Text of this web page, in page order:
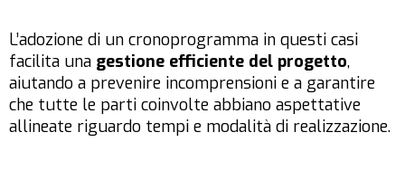
L’adozione di un cronoprogramma in questi casi
facilita una gestione efficiente del progetto,
aiutando a prevenire incomprensioni e a garantire
che tutte le parti coinvolte abbiano aspettative
allineate riguardo tempi e modalità di realizzazione.